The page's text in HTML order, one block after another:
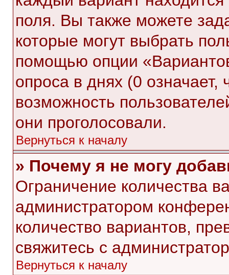
поля. Вы также можете
которые могут выбрать
помощью опции
опроса в днях (0
возможность
они проголосовали.
Вернуться к началу
» Почему я не могу
Ограничение количества
администратором
количество вариантов,
свяжитесь с
Вернуться к началу